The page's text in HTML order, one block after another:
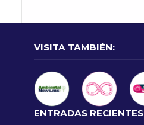
VISITA TAMBIÉN:
ENTRADAS RECIENTES